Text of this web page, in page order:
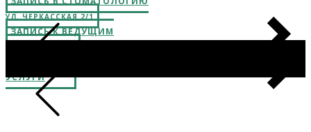
УЛ. ЧЕРКАССКАЯ 2/1
ЗАПИСЬ К ВЕДУЩИМ
УСЛУГИ